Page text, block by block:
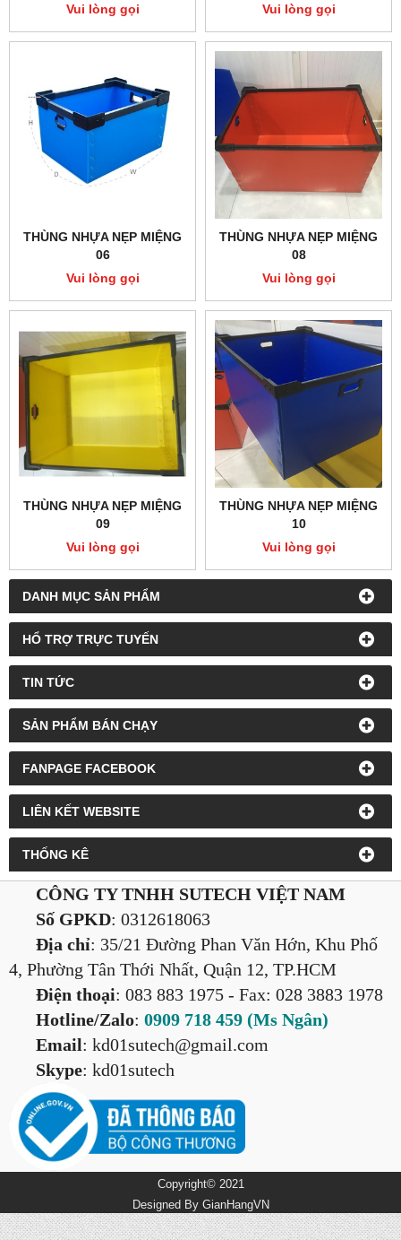
DANH MỤC SẢN PHẨM
HỔ TRỢ TRỰC TUYẾN
TIN TỨC
SẢN PHẨM BÁN CHẠY
FANPAGE FACEBOOK
LIÊN KẾT WEBSITE
THỐNG KÊ
Vui lòng gọi
Vui lòng gọi
THÙNG NHỰA NẸP MIỆNG
06
Vui lòng gọi
THÙNG NHỰA NẸP MIỆNG
08
Vui lòng gọi
THÙNG NHỰA NẸP MIỆNG
09
Vui lòng gọi
THÙNG NHỰA NẸP MIỆNG
10
Vui lòng gọi
CÔNG TY TNHH SUTECH VIỆT NAM
Số GPKD: 0312618063
Địa chỉ: 35/21 Đường Phan Văn Hớn, Khu Phố
4, Phường Tân Thới Nhất, Quận 12, TP.HCM
Điện thoại: 083 883 1975 - Fax: 028 3883 1978
Hotline/Zalo: 0909 718 459 (Ms Ngân)
Email: kd01sutech@gmail.com
Skype: kd01sutech
Copyright© 2021
Designed By GianHangVN